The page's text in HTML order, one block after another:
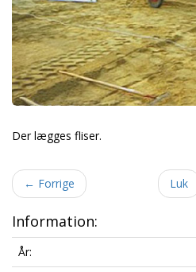
Der lægges fliser.
← Forrige Luk
Information:
År: